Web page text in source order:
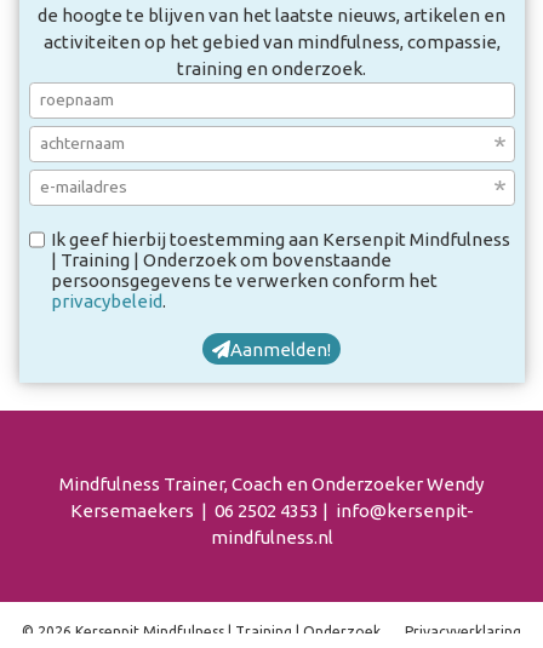
de hoogte te blijven van het laatste nieuws, artikelen en
activiteiten op het gebied van mindfulness, compassie,
training en onderzoek.
Ik geef hierbij toestemming aan Kersenpit Mindfulness
| Training | Onderzoek om bovenstaande
persoonsgegevens te verwerken conform het
privacybeleid.
Aanmelden!
Mindfulness Trainer, Coach en Onderzoeker Wendy
Kersemaekers | 06 2502 4353 | info@kersenpit-
mindfulness.nl
© 2026 Kersenpit Mindfulness | Training | Onderzoek Privacy­verkla­ring